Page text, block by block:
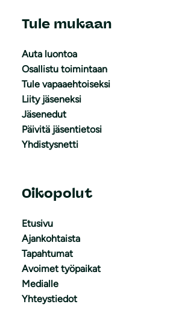
Tule mukaan
Auta luontoa
Osallistu toimintaan
Tule vapaaehtoiseksi
Liity jäseneksi
Jäsenedut
Päivitä jäsentietosi
Yhdistysnetti
Oikopolut
Etusivu
Ajankohtaista
Tapahtumat
Avoimet työpaikat
Medialle
Yhteystiedot